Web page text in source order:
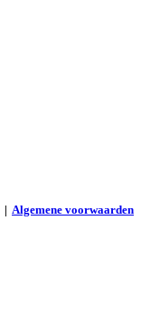
| Algemene voorwaarden